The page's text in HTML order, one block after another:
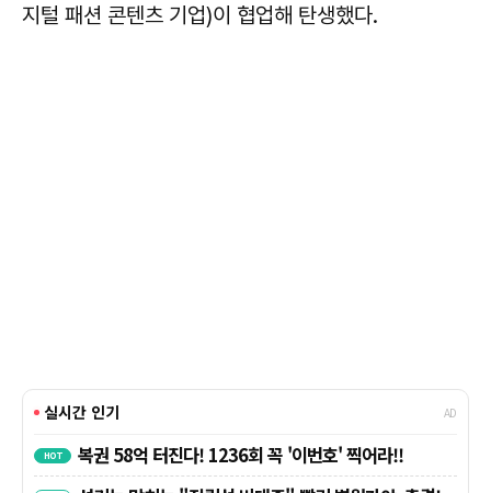
지털 패션 콘텐츠 기업)이 협업해 탄생했다.